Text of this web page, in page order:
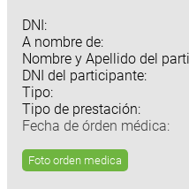
DNI:
A nombre de:
Nombre y Apellido del
DNI del participante:
Tipo:
Tipo de prestación:
Fecha de órden médica:
Foto orden medica